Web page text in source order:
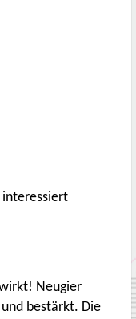
interessiert
Neugier
bestärkt. Die